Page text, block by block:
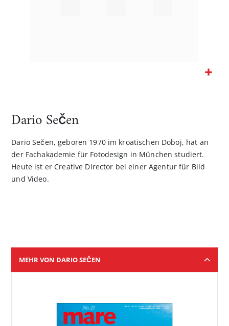
Bildgalerie
Dario Sečen
Dario Sečen, geboren 1970 im kroatischen Doboj, hat an
der Fachakademie für Fotodesign in München studiert.
Heute ist er Creative Director bei einer Agentur für Bild
und Video.
MEHR VON DARIO SEČEN